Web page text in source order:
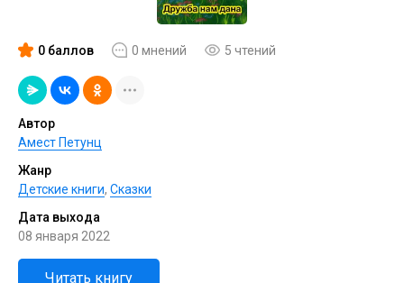
0 баллов 0 мнений 5 чтений
Автор
Амест Петунц
Жанр
Детские книги, Сказки
Дата выхода
08 января 2022
Читать книгу